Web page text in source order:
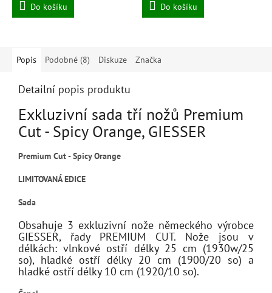
Do košíku Do košíku
Popis Podobné (8) Diskuze Značka
Detailní popis produktu
Exkluzivní sada tří nožů Premium
Cut - Spicy Orange, GIESSER
Premium Cut - Spicy Orange
LIMITOVANÁ EDICE
Sada
Obsahuje 3 exkluzivní nože německého výrobce
GIESSER, řady PREMIUM CUT. Nože jsou v
délkách: vlnkové ostří délky 25 cm (1930w/25
so), hladké ostří délky 20 cm (1900/20 so) a
hladké ostří délky 10 cm (1920/10 so).